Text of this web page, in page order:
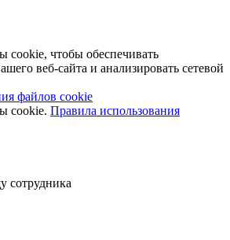
чтобы обеспечивать
веб-сайта и анализировать сетевой
файлов cookie
cookie. Правила использования
сотрудника